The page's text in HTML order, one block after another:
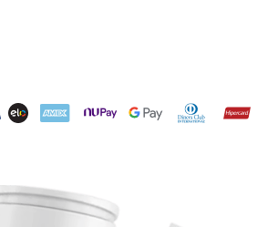
ELO AMEX NuPay Google PayDiners ClubHipercard